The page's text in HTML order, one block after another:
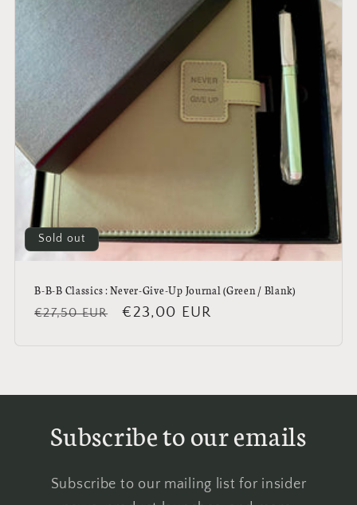
Sold out
B-B-B Classics : Never-Give-Up Journal (Green / Blank)
Regular
€27,50 EUR
Sale
€23,00 EUR
Subscribe to our emails
Subscribe to our mailing list for insider